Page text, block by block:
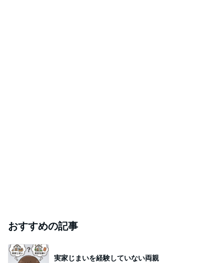
おすすめの記事
実家じまいを経験していない両親